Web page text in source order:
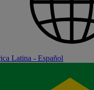
Latina - Español